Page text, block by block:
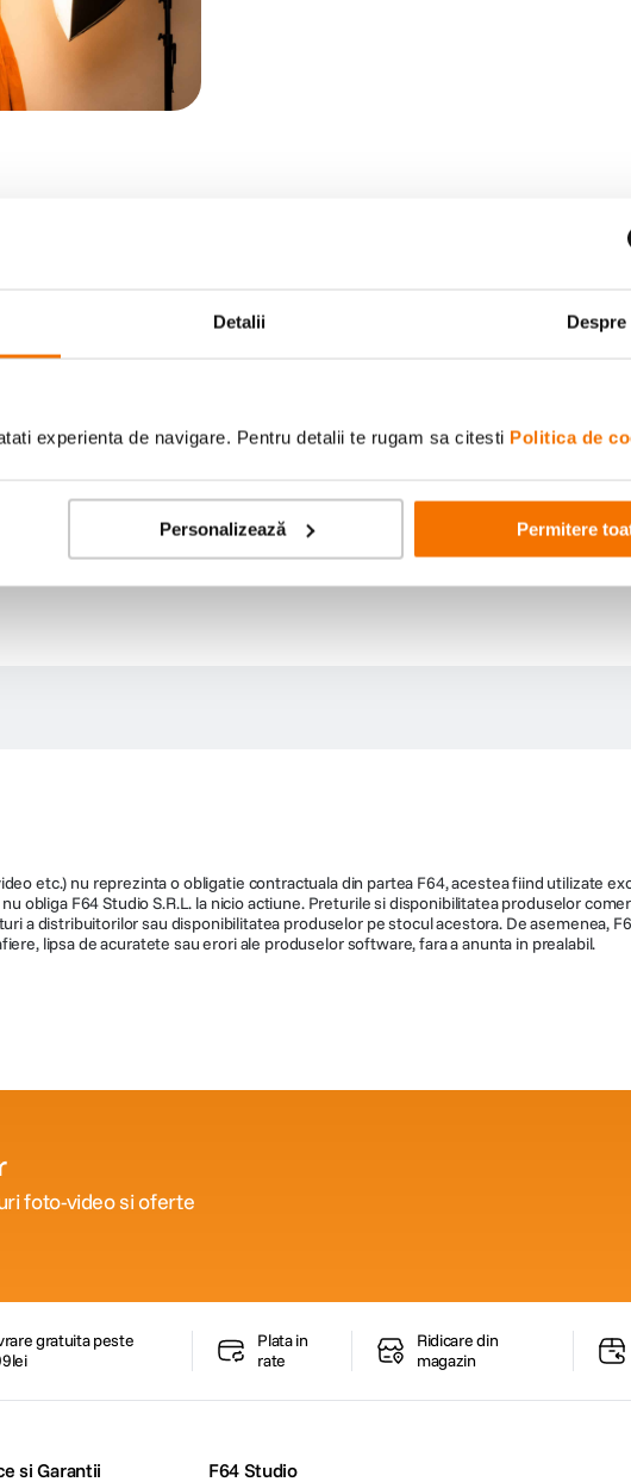
Detalii Despre
experienta de navigare. Pentru detalii te rugam sa citesti Politica de
Personalizează Permitere
etc.) nu reprezinta o obligatie contractuala din partea F64, acestea fiind utilizate
obliga F64 Studio S.R.L. la nicio actiune. Preturile si disponibilitatea produselor
a distribuitorilor sau disponibilitatea produselor pe stocul acestora. De asemenea,
lipsa de acuratete sau erori ale produselor software, fara a anunta in prealabil.
foto-video si oferte
gratuita peste
Plata in
rate
Ridicare din
magazin
si Garantii F64 Studio